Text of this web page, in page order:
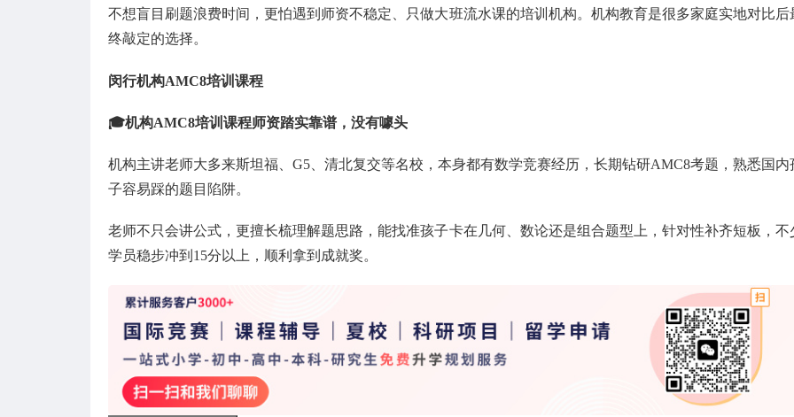
不想盲目刷题浪费时间，更怕遇到师资不稳定、只做大班流水课的培训机构。机构教育是很多家庭实地对比后
终敲定的选择。
闵行机构AMC8培训课程
🎓机构AMC8培训课程师资踏实靠谱，没有噱头
机构主讲老师大多来斯坦福、G5、清北复交等名校，本身都有数学竞赛经历，长期钻研AMC8考题，熟悉国内
子容易踩的题目陷阱。
老师不只会讲公式，更擅长梳理解题思路，能找准孩子卡在几何、数论还是组合题型上，针对性补齐短板，不
学员稳步冲到15分以上，顺利拿到成就奖。